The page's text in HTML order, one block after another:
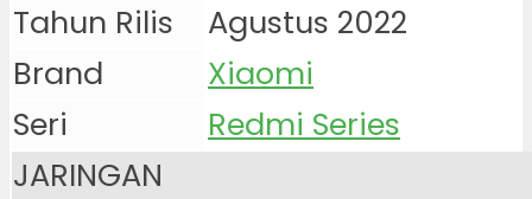
Tahun Rilis
Agustus 2022
Brand
Xiaomi
Seri
Redmi Series
JARINGAN